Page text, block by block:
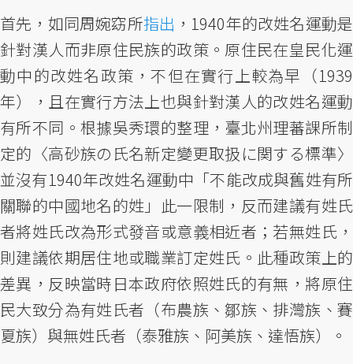
首先，如同周婉窈所指出 ，1940年的改姓名運動是
針對漢人而非原住民族的政策。原住民在皇民化運
動中的改姓名政策，不但在實行上較為早（1939
年），且在實行方法上也與針對漢人的改姓名運動
有所不同。根據吳秀環的整理，臺北州理蕃課所制
定的〈高砂族の氏名新定變更取扱に関する標準〉
並沒有1940年改姓名運動中「不能改成與舊姓有所
關聯的中國地名的姓」此一限制，反而建議有姓氏
者將姓氏改為形式發音或意義相近者；若無姓氏，
則建議依期居住地或職業訂定姓氏。此種政策上的
差異，反映當時日本政府依照姓氏的有無，將原住
民大致分為有姓氏者（布農族、鄒族、排灣族、賽
夏族）與無姓氏者（泰雅族、阿美族、達悟族）。